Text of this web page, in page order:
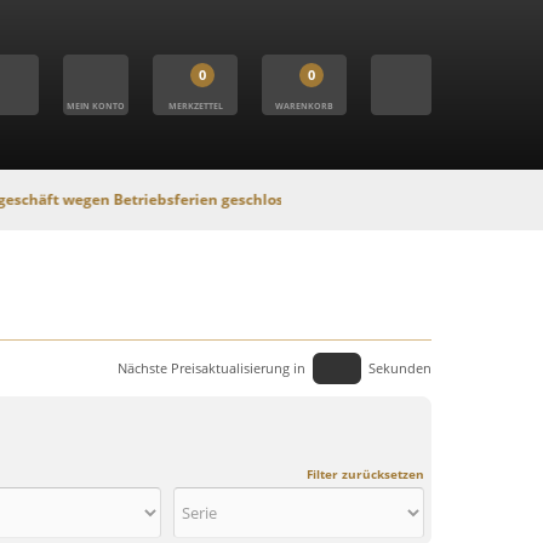
MEIN KONTO
0
MERKZETTEL
0
WARENKORB
Betriebsferien geschlossen. In dieser Zeit findet kein Versand
Nächste Preisaktualisierung in Sekunden
Filter zurücksetzen